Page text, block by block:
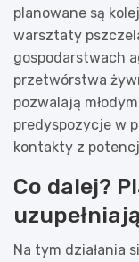
planowane są
warsztaty
gospodarstwach
przetwórstwa
pozwalają
predyspozycje w
kontakty z
Co dalej?
Na tym działania